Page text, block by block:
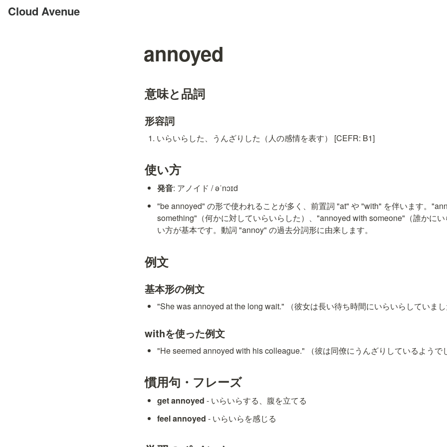
Cloud Avenue
annoyed
意味と品詞
形容詞
いらいらした、うんざりした（人の感情を表す） [CEFR: B1]
使い方
発音: アノイド / əˈnɔɪd
"be annoyed" の形で使われることが多く、前置詞 "at" や "with" を伴います。
something"（何かに対していらいらした）、"annoyed with someone"（誰かに
い方が基本です。動詞 "annoy" の過去分詞形に由来します。
例文
基本形の例文
"She was annoyed at the long wait." （彼女は長い待ち時間にいらいらしていまし
withを使った例文
"He seemed annoyed with his colleague." （彼は同僚にうんざりしているようで
慣用句・フレーズ
get annoyed - いらいらする、腹を立てる
feel annoyed - いらいらを感じる